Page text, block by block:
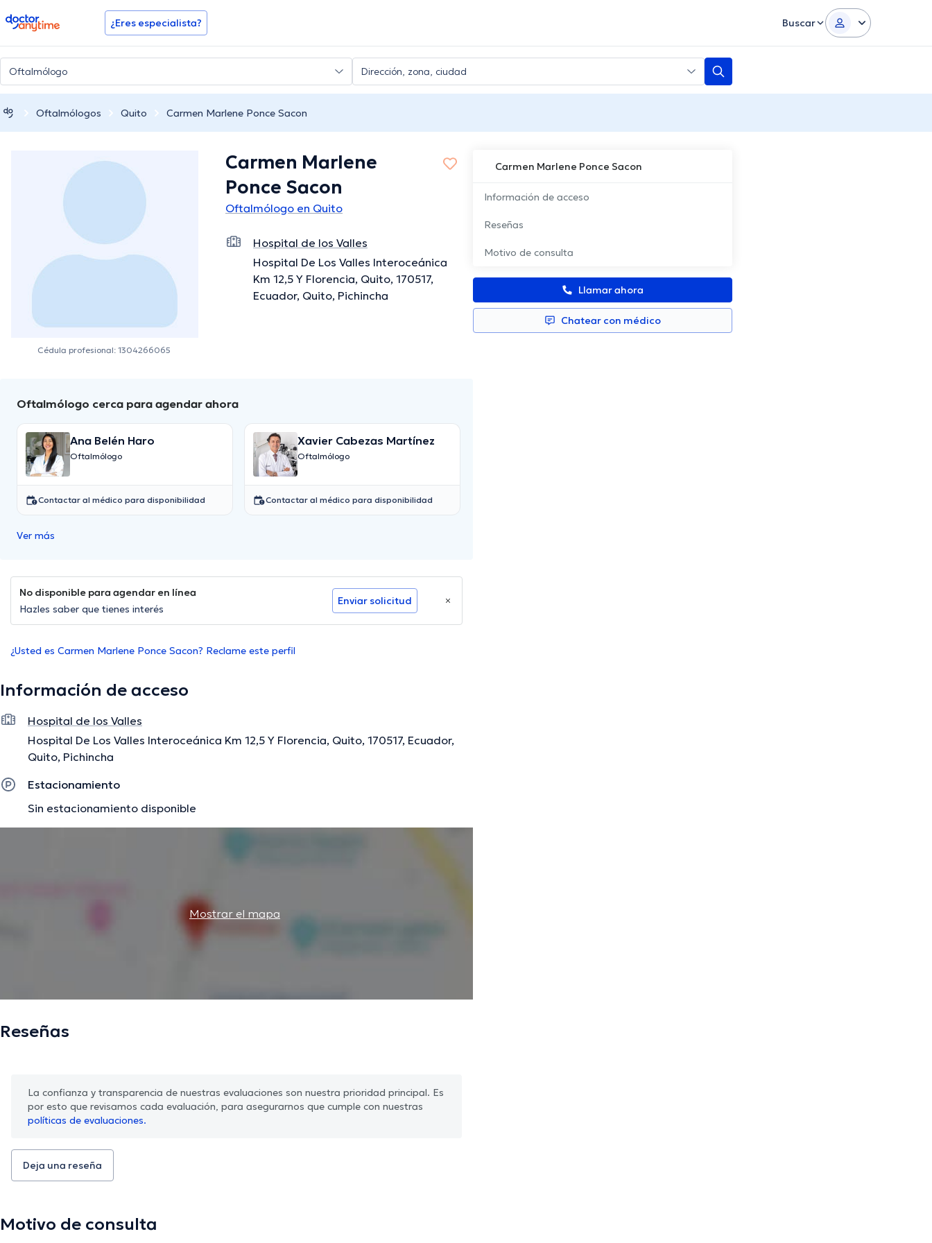
doctoranytime ¿Eres especialista? Buscar
Oftalmólogos Quito Carmen Marlene Ponce Sacon
Carmen Marlene Ponce Sacon
Información de acceso
Reseñas
Motivo de consulta
Llamar ahora
Chatear con médico
Cédula profesional: 1304266065
Carmen Marlene
Ponce Sacon
Oftalmólogo en Quito
Hospital de los Valles
Hospital De Los Valles Interoceánica
Km 12,5 Y Florencia, Quito, 170517,
Ecuador, Quito, Pichincha
Oftalmólogo cerca para agendar ahora
Ana Belén Haro
Oftalmólogo
Contactar al médico para disponibilidad
Xavier Cabezas Martínez
Oftalmólogo
Contactar al médico para disponibilidad
Ver más
No disponible para agendar en línea
Hazles saber que tienes interés
Enviar solicitud
¿Usted es Carmen Marlene Ponce Sacon? Reclame este perfil
Información de acceso
Hospital de los Valles
Hospital De Los Valles Interoceánica Km 12,5 Y Florencia, Quito, 170517, Ecuador,
Quito, Pichincha
Estacionamiento
Sin estacionamiento disponible
Mostrar el mapa
Reseñas
La confianza y transparencia de nuestras evaluaciones son nuestra prioridad principal. Es
por esto que revisamos cada evaluación, para asegurarnos que cumple con nuestras
políticas de evaluaciones.
Deja una reseña
Motivo de consulta